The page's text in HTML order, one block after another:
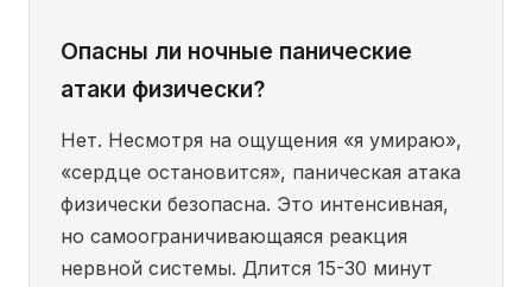
Опасны ли ночные панические
атаки физически?
Нет. Несмотря на ощущения «я умираю»,
«сердце остановится», паническая атака
физически безопасна. Это интенсивная,
но самоограничивающаяся реакция
нервной системы. Длится 15-30 минут